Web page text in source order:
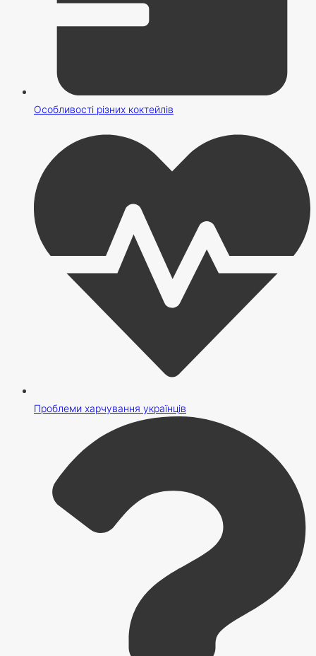
Особливості різних коктейлів
Проблеми харчування українців